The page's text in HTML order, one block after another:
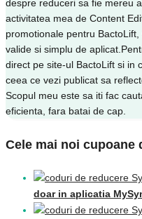
despre reduceri sa fie mereu
activitatea mea de Content
promotionale pentru
valide si simplu de
direct pe site-ul BactoLift si in
ceea ce vezi publicat sa
Scopul meu este sa iti fac
eficienta, fara batai de cap.
Cele mai noi cupoane
doar in aplicatia